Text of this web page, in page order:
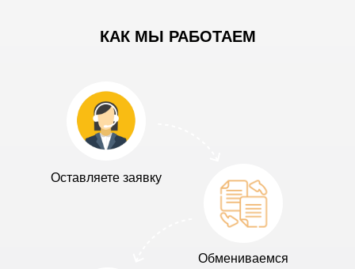
КАК МЫ РАБОТАЕМ
Оставляете заявку
Обмениваемся